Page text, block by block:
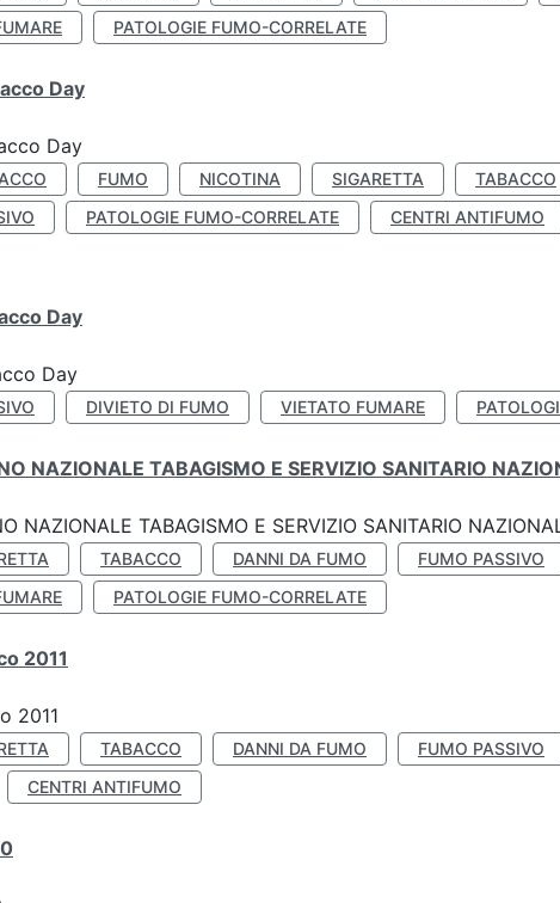
PATOLOGIE FUMO-CORRELATE
Day
Day
FUMO NICOTINA SIGARETTA
TABACCO
PATOLOGIE FUMO-CORRELATE
CENTRI ANTIFUMO
Day
Day
DIVIETO DI FUMO VIETATO FUMARE
NAZIONALE TABAGISMO E SERVIZIO SANITARIO
NAZIONALE TABAGISMO E SERVIZIO SANITARIO
TABACCO DANNI DA FUMO
FUMO PASSIVO
PATOLOGIE FUMO-CORRELATE
2011
2011
TABACCO DANNI DA FUMO
FUMO PASSIVO
CENTRI ANTIFUMO